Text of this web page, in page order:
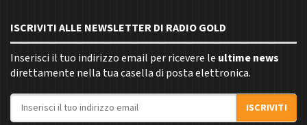
ISCRIVITI ALLE NEWSLETTER DI RADIO GOLD
Inserisci il tuo indirizzo email per ricevere le ultime news
direttamente nella tua casella di posta elettronica.
Indirizzo email
ISCRIVITI